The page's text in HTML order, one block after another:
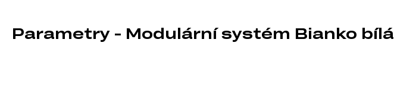
Parametry - Modulární systém Bianko bílá